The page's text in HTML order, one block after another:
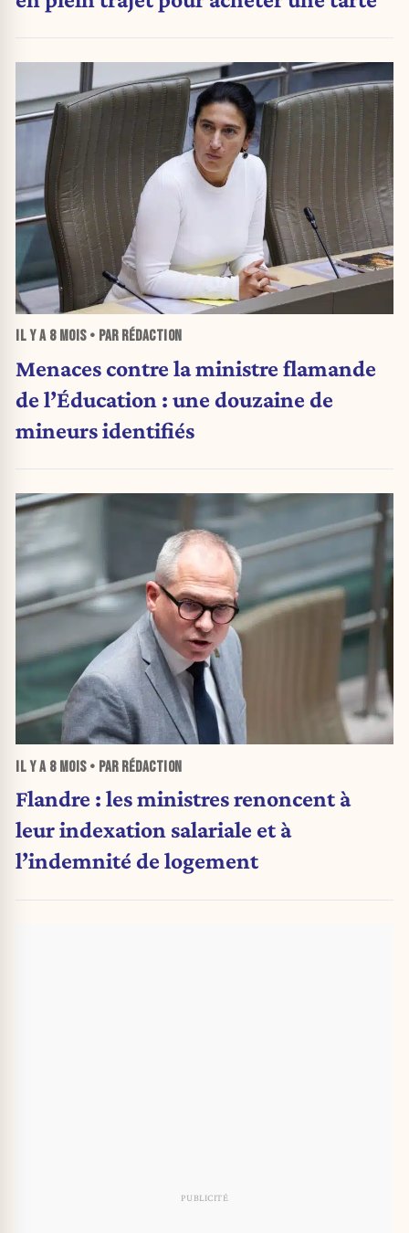
IL Y A 8 MOIS• PAR RÉDACTION
Menaces contre la ministre flamande
de l’Éducation : une douzaine de
mineurs identifiés
IL Y A 8 MOIS• PAR RÉDACTION
Flandre : les ministres renoncent à
leur indexation salariale et à
l’indemnité de logement